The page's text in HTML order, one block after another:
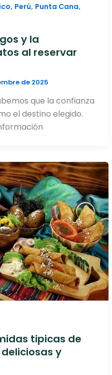
, Perú, Punta Cana,
y la
al reservar
de 2025
que la confianza
el destino elegido.
tipicas de
y